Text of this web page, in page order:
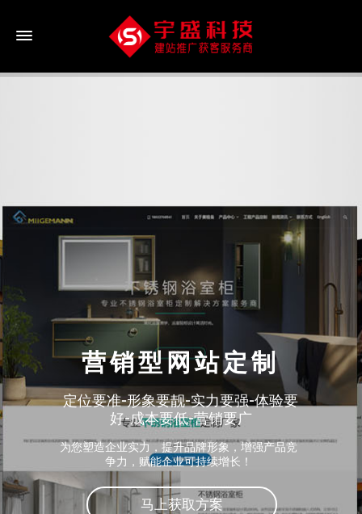
营销型网站定制
定位要准-形象要靓-实力要强-体验要
好-成本要低-营销要广
为您塑造企业实力，提升品牌形象，增强产品竞
争力，赋能企业可持续增长！
马上获取方案